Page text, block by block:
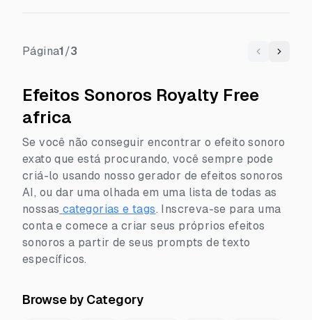
Página1 /3 Previous
Next
Efeitos Sonoros Royalty Free
africa
Se você não conseguir encontrar o efeito sonoro
exato que está procurando, você sempre pode
criá-lo usando nosso gerador de efeitos sonoros
AI, ou dar uma olhada em uma lista de todas as
nossas categorias e tags. Inscreva-se para uma
conta e comece a criar seus próprios efeitos
sonoros a partir de seus prompts de texto
específicos.
Browse by Category